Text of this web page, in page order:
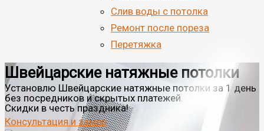
Cлив воды с потолка
Ремонт после пореза
Перетяжка
Швейцарские натяжные потолки
Установлю Швейцарские натяжные потолки за 1 день
без посредникови скрытых платежей.
Скидки в честь праздника!
Консультация и замер